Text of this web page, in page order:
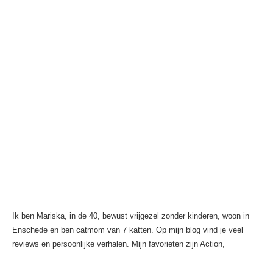
Ik ben Mariska, in de 40, bewust vrijgezel zonder kinderen, woon in
Enschede en ben catmom van 7 katten. Op mijn blog vind je veel
reviews en persoonlijke verhalen. Mijn favorieten zijn Action,